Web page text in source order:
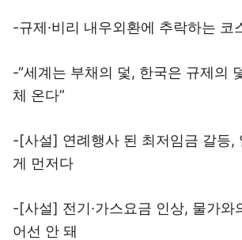
-규제·비리 내우외환에 추락하는 코
-“세계는 부채의 덫, 한국은 규제의
체 온다”
-[사설] 연례행사 된 최저임금 갈등,
게 먼저다
-[사설] 전기·가스요금 인상, 물가와
어선 안 돼